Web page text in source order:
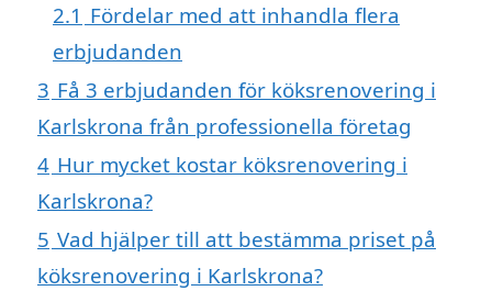
2.1 Fördelar med att inhandla flera
erbjudanden
3 Få 3 erbjudanden för köksrenovering i
Karlskrona från professionella företag
4 Hur mycket kostar köksrenovering i
Karlskrona?
5 Vad hjälper till att bestämma priset på
köksrenovering i Karlskrona?